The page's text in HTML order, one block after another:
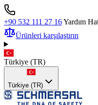
+90 532 111 27 16Yardım
Ürünleri karşılaştırın
Türkiye (TR)
Türkiye (TR)